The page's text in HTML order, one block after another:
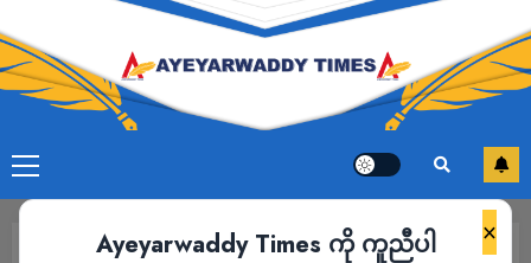
×
Ayeyarwaddy Times ကို ကူညီပါ